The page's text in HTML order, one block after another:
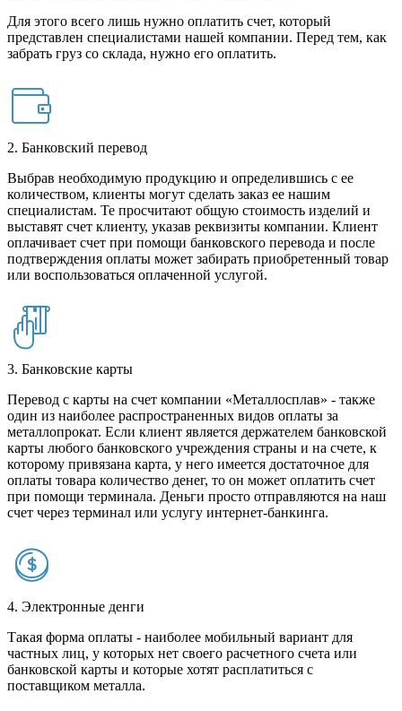
Для этого всего лишь нужно оплатить счет, который
представлен специалистами нашей компании. Перед тем, как
забрать груз со склада, нужно его оплатить.
2. Банковский перевод
Выбрав необходимую продукцию и определившись с ее
количеством, клиенты могут сделать заказ ее нашим
специалистам. Те просчитают общую стоимость изделий и
выставят счет клиенту, указав реквизиты компании. Клиент
оплачивает счет при помощи банковского перевода и после
подтверждения оплаты может забирать приобретенный товар
или воспользоваться оплаченной услугой.
3. Банковские карты
Перевод с карты на счет компании «Металлосплав» - также
один из наиболее распространенных видов оплаты за
металлопрокат. Если клиент является держателем банковской
карты любого банковского учреждения страны и на счете, к
которому привязана карта, у него имеется достаточное для
оплаты товара количество денег, то он может оплатить счет
при помощи терминала. Деньги просто отправляются на наш
счет через терминал или услугу интернет-банкинга.
4. Электронные денги
Такая форма оплаты - наиболее мобильный вариант для
частных лиц, у которых нет своего расчетного счета или
банковской карты и которые хотят расплатиться с
поставщиком металла.